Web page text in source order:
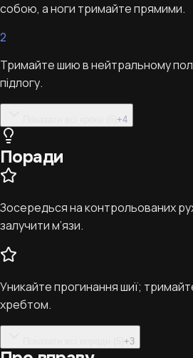
собою, а ноги тримайте прямими.
2
Тримайте шию в нейтральному
підлогу.
+4
Поради
Зосередься на контрольованих
залучити м’язи.
Уникайте прогинання шиї; тримайте
хребтом.
+3